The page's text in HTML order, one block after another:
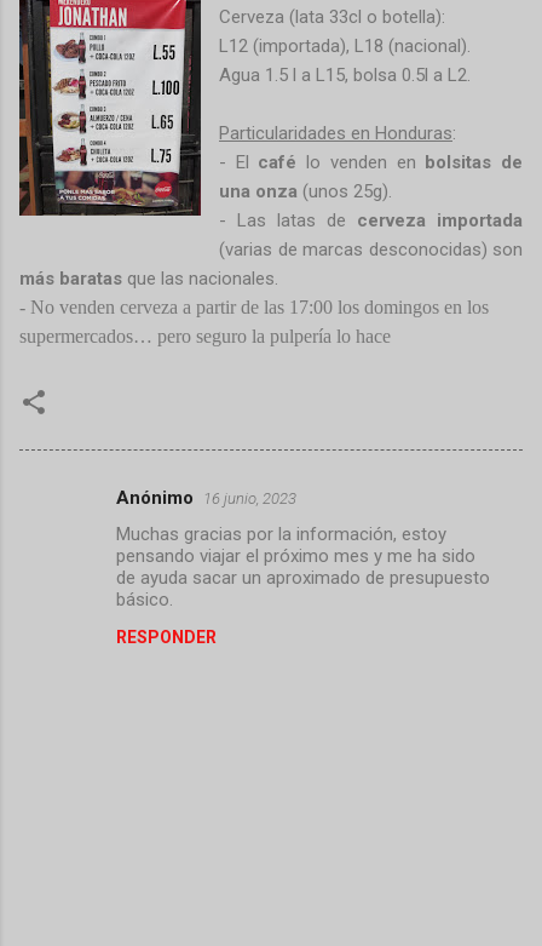
Cerveza (lata 33cl o botella):
L12 (importada), L18 (nacional).
Agua 1.5 l a L15, bolsa 0.5l a L2.
Particularidades en Honduras:
- El café lo venden en bolsitas de
una onza (unos 25g).
- Las latas de cerveza importada
(varias de marcas desconocidas) son
más baratas que las nacionales.
- No venden cerveza a partir de las 17:00 los domingos en los
supermercados… pero seguro la pulpería lo hace
Anónimo 16 junio, 2023
Muchas gracias por la información, estoy
pensando viajar el próximo mes y me ha sido
de ayuda sacar un aproximado de presupuesto
básico.
RESPONDER